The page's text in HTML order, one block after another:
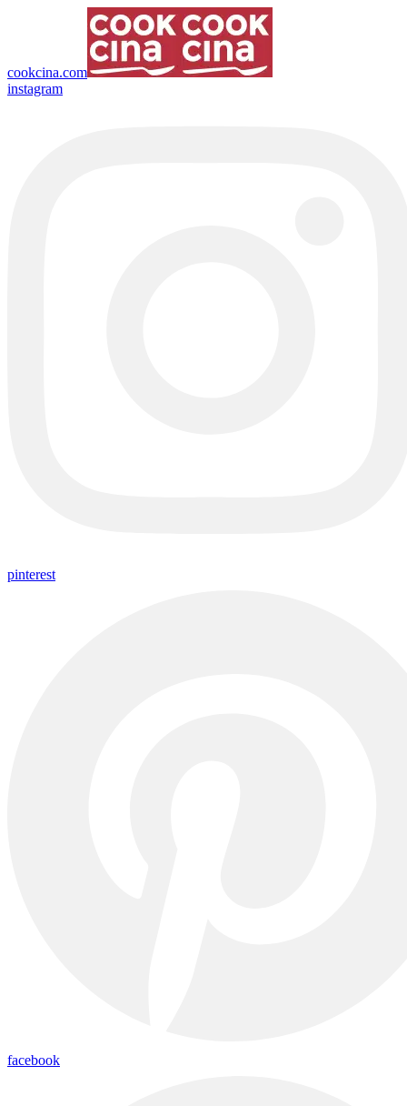
cookcina.com
instagram
pinterest
facebook